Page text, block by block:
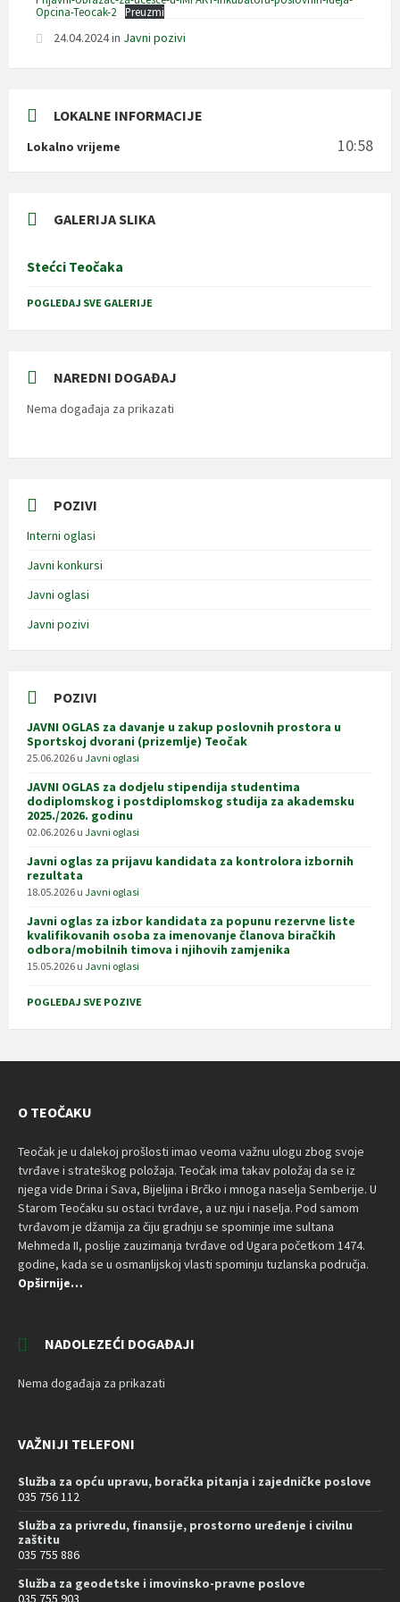
Opcina-Teocak-2
Preuzmi
24.04.2024in Javni pozivi
LOKALNE INFORMACIJE
Lokalno vrijeme 10:58
GALERIJA SLIKA
Stećci Teočaka
POGLEDAJ SVE GALERIJE
NAREDNI DOGAĐAJ
Nema događaja za prikazati
POZIVI
Interni oglasi
Javni konkursi
Javni oglasi
Javni pozivi
POZIVI
JAVNI OGLAS za davanje u zakup poslovnih prostora u
Sportskoj dvorani (prizemlje) Teočak
25.06.2026 u Javni oglasi
JAVNI OGLAS za dodjelu stipendija studentima
dodiplomskog i postdiplomskog studija za akademsku
2025./2026. godinu
02.06.2026 u Javni oglasi
Javni oglas za prijavu kandidata za kontrolora izbornih
rezultata
18.05.2026 u Javni oglasi
Javni oglas za izbor kandidata za popunu rezervne liste
kvalifikovanih osoba za imenovanje članova biračkih
odbora/mobilnih timova i njihovih zamjenika
15.05.2026 u Javni oglasi
POGLEDAJ SVE POZIVE
O TEOČAKU
Teočak je u dalekoj prošlosti imao veoma važnu ulogu zbog svoje
tvrđave i strateškog položaja. Teočak ima takav položaj da se iz
njega vide Drina i Sava, Bijeljina i Brčko i mnoga naselja Semberije. U
Starom Teočaku su ostaci tvrđave, a uz nju i naselja. Pod samom
tvrđavom je džamija za čiju gradnju se spominje ime sultana
Mehmeda II, poslije zauzimanja tvrđave od Ugara početkom 1474.
godine, kada se u osmanlijskoj vlasti spominju tuzlanska područja.
Opširnije…
NADOLEZEĆI DOGAĐAJI
Nema događaja za prikazati
VAŽNIJI TELEFONI
Služba za opću upravu, boračka pitanja i zajedničke poslove
035 756 112
Služba za privredu, finansije, prostorno uređenje i civilnu
zaštitu
035 755 886
Služba za geodetske i imovinsko-pravne poslove
035 755 903